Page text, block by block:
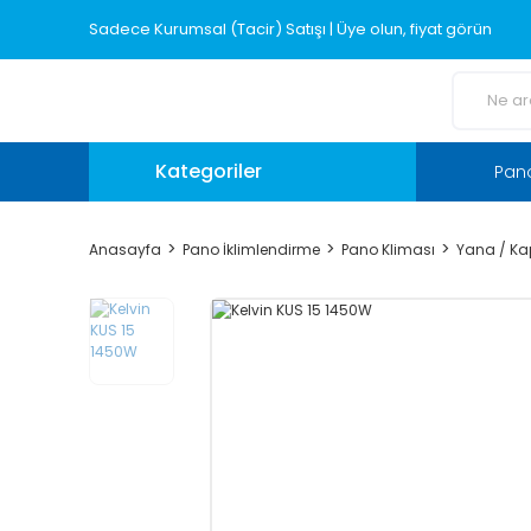
Sadece Kurumsal (Tacir) Satışı | Üye olun, fiyat görün
Kategoriler
Anasayfa Pano İklimlendirme Pano Kliması Yana /